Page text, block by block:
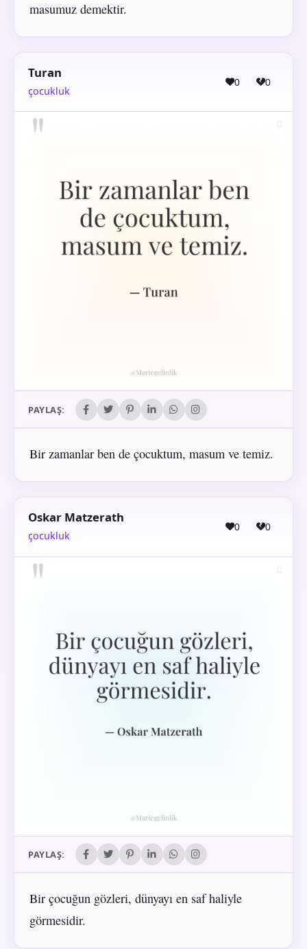
masumuz demektir.
Turan
çocukluk
0 0
PAYLAŞ:
Bir zamanlar ben de çocuktum, masum ve temiz.
Oskar Matzerath
çocukluk
0 0
PAYLAŞ:
Bir çocuğun gözleri, dünyayı en saf haliyle
görmesidir.